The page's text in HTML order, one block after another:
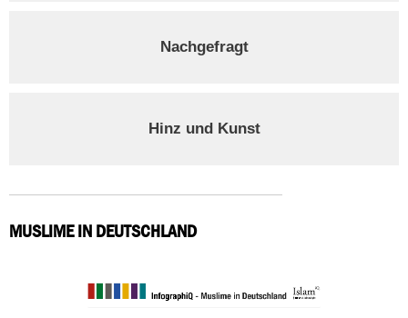
Nachgefragt
Hinz und Kunst
MUSLIME IN DEUTSCHLAND